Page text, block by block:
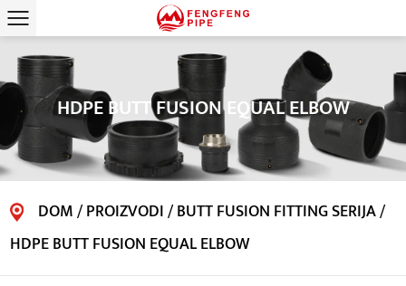
HDPE BUTT FUSION EQUAL ELBOW
DOM/PROIZVODI/BUTT FUSION FITTING SERIJA/
HDPE BUTT FUSION EQUAL ELBOW